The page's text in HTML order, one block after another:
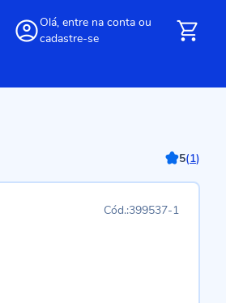
Olá, entre na conta ou
cadastre-se
5(1)
399537-1